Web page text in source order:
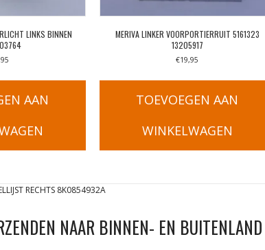
LINKS BINNEN
AAN
MERIVA LINKER VOORPORTIERRUIT 5161323
13205917
€19,95
TOEVOEGEN AAN
WINKELWAGEN
RECHTS 8K0854932A
NAAR BINNEN- EN BUITENLAND